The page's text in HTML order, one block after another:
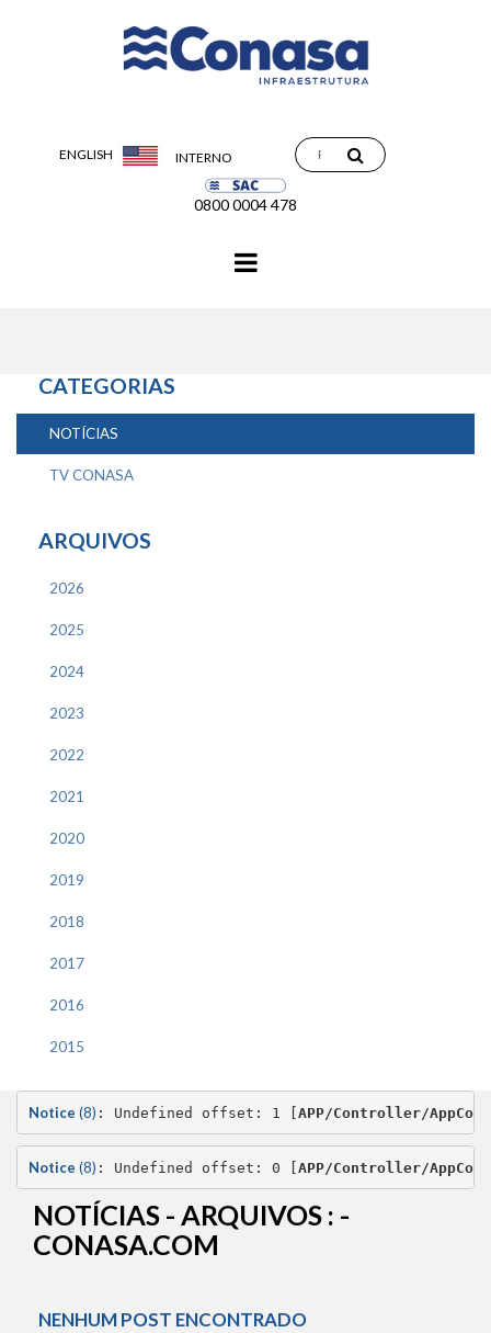
ENGLISH INTERNO
0800 0004 478
CATEGORIAS
NOTÍCIAS
TV CONASA
ARQUIVOS
2026
2025
2024
2023
2022
2021
2020
2019
2018
2017
2016
2015
Notice (8) : Undefined offset: 1 [ APP/Controller/
Notice (8) : Undefined offset: 0 [ APP/Controller/
NOTÍCIAS - ARQUIVOS : -
CONASA.COM
NENHUM POST ENCONTRADO